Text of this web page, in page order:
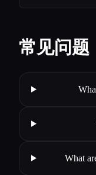
常见问题
What